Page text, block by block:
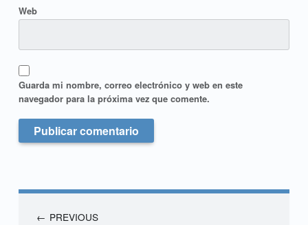
Web
Guarda mi nombre, correo electrónico y web en este
navegador para la próxima vez que comente.
PREVIOUS